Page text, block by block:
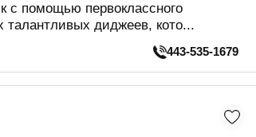
с помощью первоклассного
талантливых диджеев, кото...
443-535-1679